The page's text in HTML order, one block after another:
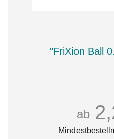
"FriXion Ball
ab